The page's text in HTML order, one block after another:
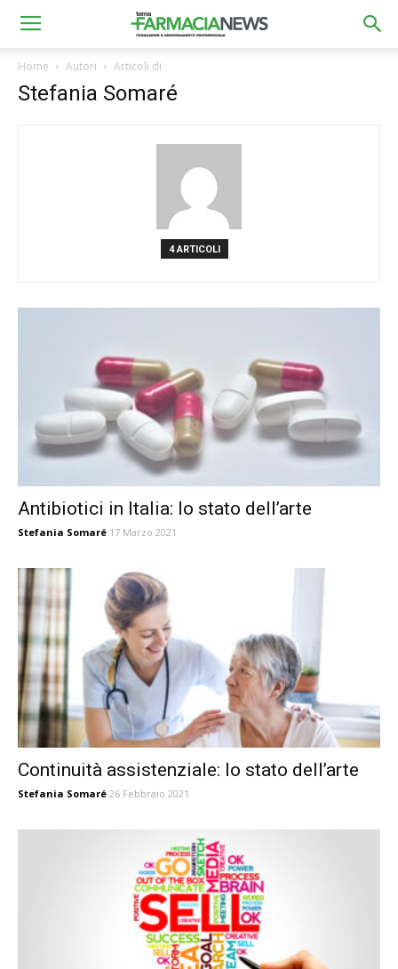
Home Autori Articoli di
Stefania Somaré
4 ARTICOLI
Antibiotici in Italia: lo stato dell’arte
Stefania Somaré 17 Marzo 2021
Continuità assistenziale: lo stato dell’arte
Stefania Somaré 26 Febbraio 2021